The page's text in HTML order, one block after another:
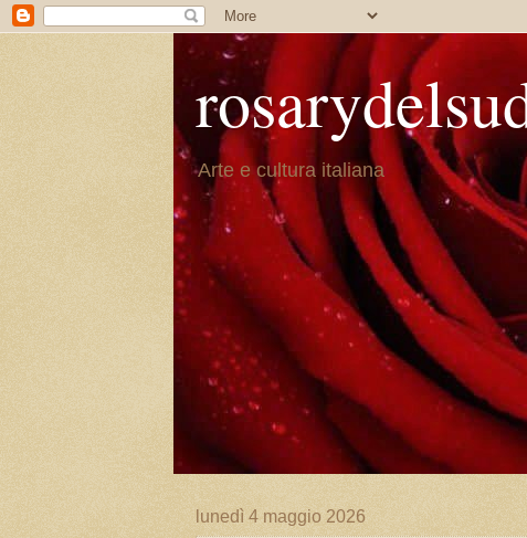
Arte e cultura italiana
lunedì 4 maggio 2026